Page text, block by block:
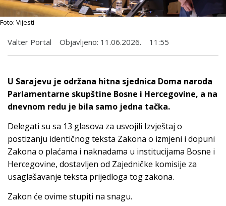
Foto: Vijesti
Valter Portal Objavljeno: 11.06.2026. 11:55
U Sarajevu je održana hitna sjednica Doma naroda
Parlamentarne skupštine Bosne i Hercegovine, a na
dnevnom redu je bila samo jedna tačka.
Delegati su sa 13 glasova za usvojili Izvještaj o
postizanju identičnog teksta Zakona o izmjeni i dopuni
Zakona o plaćama i naknadama u institucijama Bosne i
Hercegovine, dostavljen od Zajedničke komisije za
usaglašavanje teksta prijedloga tog zakona.
Zakon će ovime stupiti na snagu.